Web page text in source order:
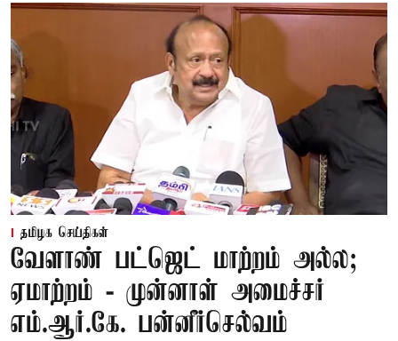
தமிழக செய்திகள்
வேளாண் பட்ஜெட் மாற்றம் அல்ல;
ஏமாற்றம் - முன்னாள் அமைச்சர்
எம்.ஆர்.கே. பன்னீர்செல்வம்